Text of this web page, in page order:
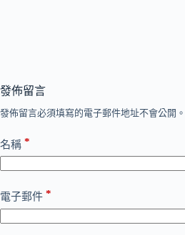
發佈留言
發佈留言必須填寫的電子郵件地址不會公開。
名稱 *
電子郵件 *